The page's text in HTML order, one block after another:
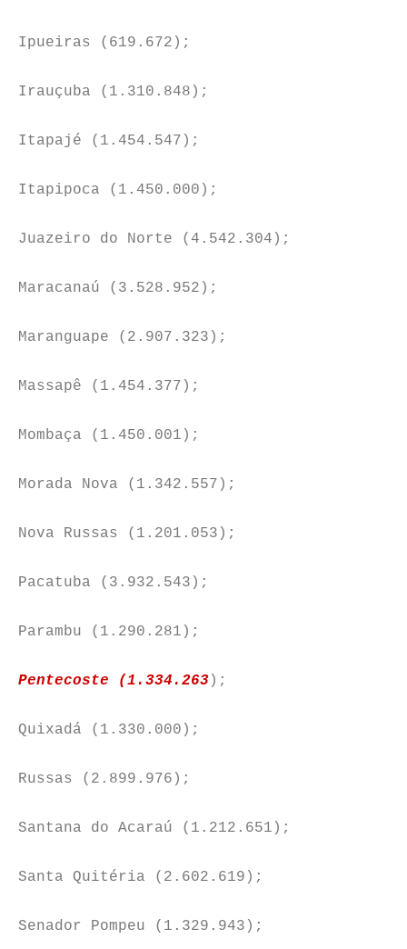
Ipueiras (619.672);
Irauçuba (1.310.848);
Itapajé (1.454.547);
Itapipoca (1.450.000);
Juazeiro do Norte (4.542.304);
Maracanaú (3.528.952);
Maranguape (2.907.323);
Massapê (1.454.377);
Mombaça (1.450.001);
Morada Nova (1.342.557);
Nova Russas (1.201.053);
Pacatuba (3.932.543);
Parambu (1.290.281);
Pentecoste (1.334.263);
Quixadá (1.330.000);
Russas (2.899.976);
Santana do Acaraú (1.212.651);
Santa Quitéria (2.602.619);
Senador Pompeu (1.329.943);